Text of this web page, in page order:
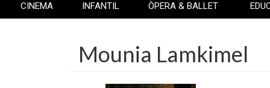
CINEMA
INFANTIL
ÒPERA & BALLET
Mounia Lamkimel